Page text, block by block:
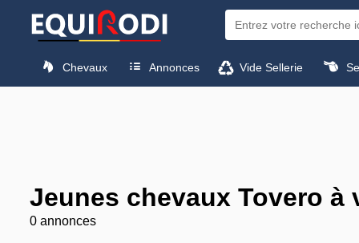
Chevaux Annonces Vide Sellerie
Jeunes chevaux Tovero à
0 annonces